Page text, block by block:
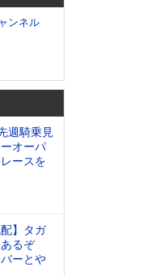
ンネル
週騎乗見
オーパ
ースを
】タガ
あるぞ
ーとや